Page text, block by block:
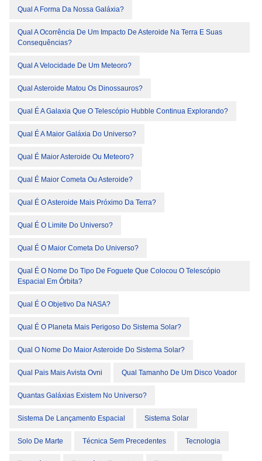
Qual A Forma Da Nossa Galáxia?
Qual A Ocorrência De Um Impacto De Asteroide Na Terra E Suas
Consequências?
Qual A Velocidade De Um Meteoro?
Qual Asteroide Matou Os Dinossauros?
Qual É A Galaxia Que O Telescópio Hubble Continua Explorando?
Qual É A Maior Galáxia Do Universo?
Qual É Maior Asteroide Ou Meteoro?
Qual É Maior Cometa Ou Asteroide?
Qual É O Asteroide Mais Próximo Da Terra?
Qual É O Limite Do Universo?
Qual É O Maior Cometa Do Universo?
Qual É O Nome Do Tipo De Foguete Que Colocou O Telescópio
Espacial Em Órbita?
Qual É O Objetivo Da NASA?
Qual É O Planeta Mais Perigoso Do Sistema Solar?
Qual O Nome Do Maior Asteroide Do Sistema Solar?
Qual Pais Mais Avista Ovni Qual Tamanho De Um Disco Voador
Quantas Galáxias Existem No Universo?
Sistema De Lançamento Espacial Sistema Solar
Solo De Marte Técnica Sem Precedentes Tecnologia